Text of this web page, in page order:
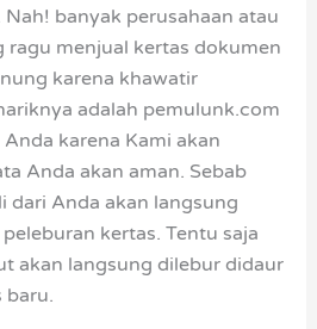
banyak perusahaan atau
ragu menjual kertas dokumen
karena khawatir
adalah pemulunk.com
karena Kami akan
Anda akan aman. Sebab
dari Anda akan langsung
kertas. Tentu saja
akan langsung dilebur didaur
baru.